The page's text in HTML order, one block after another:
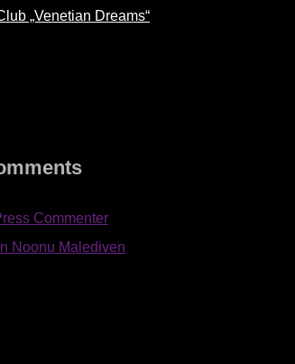
„Venetian Dreams“
Commenter
Noonu Malediven